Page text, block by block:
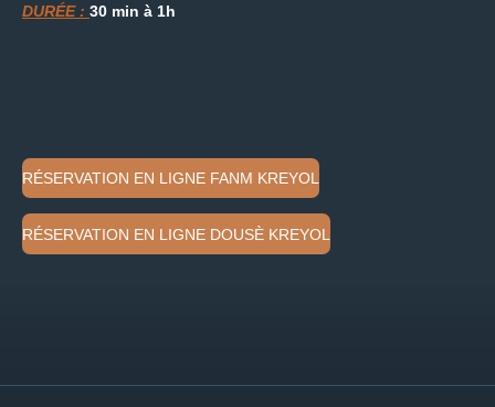
DURÉE : 30 min à 1h
RÉSERVATION EN LIGNE FANM KREYOL
RÉSERVATION EN LIGNE DOUSÈ KREYOL